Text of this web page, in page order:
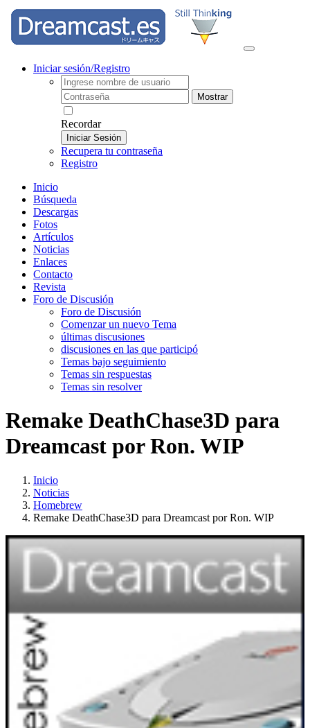
Iniciar sesión/Registro
Mostrar
Recordar
Iniciar Sesión
Recupera tu contraseña
Registro
Inicio
Búsqueda
Descargas
Fotos
Artículos
Noticias
Enlaces
Contacto
Revista
Foro de Discusión
Foro de Discusión
Comenzar un nuevo Tema
últimas discusiones
discusiones en las que participó
Temas bajo seguimiento
Temas sin respuestas
Temas sin resolver
Remake DeathChase3D para
Dreamcast por Ron. WIP
Inicio
Noticias
Homebrew
Remake DeathChase3D para Dreamcast por Ron. WIP